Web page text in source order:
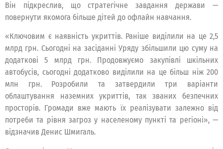
Він підкреслив, що стратегічне завдання держави —
повернути якомога більше дітей до офлайн навчання.
«Ключовим є наявність укриттів. Раніше виділили на це 2,5
млрд грн. Сьогодні на засіданні Уряду збільшили цю суму на
додаткові 5 млрд грн. Продовжуємо закупівлі шкільних
автобусів, сьогодні додатково виділили на це більш ніж 200
млн грн. Розробили та затвердили три варіанти
облаштування наземних укриттів, так званих безпечних
просторів. Громади вже мають їх реалізувати залежно від
потреби та рівня загроз у населеному пункті та регіоні», —
відзначив Денис Шмигаль.